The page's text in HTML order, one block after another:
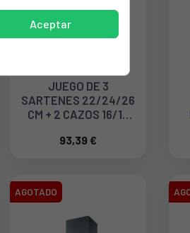
JUEGO DE 3
SARTENES 22/24/26
CM + 2 CAZOS 16/18
EXTRAÍBLE + 4
93,39 €
AGOTADO
Aceptar